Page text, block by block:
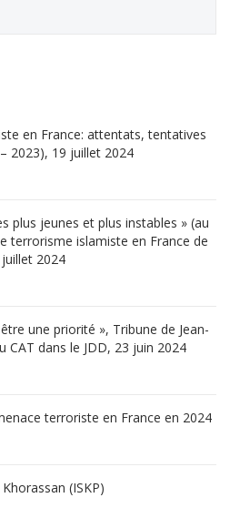
en France: attentats, tentatives
2023), 19 juillet 2024
plus jeunes et plus instables » (au
terrorisme islamiste en France de
2024
une priorité », Tribune de Jean-
CAT dans le JDD, 23 juin 2024
terroriste en France en 2024
(ISKP)